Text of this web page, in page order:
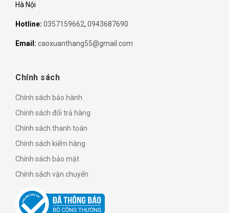
Hà Nội
Hotline: 0357159662, 0943687690
Email: caoxuanthang55@gmail.com
Chính sách
Chính sách bảo hành
Chính sách đổi trả hàng
Chính sách thanh toán
Chính sách kiểm hàng
Chính sách bảo mật
Chính sách vận chuyển